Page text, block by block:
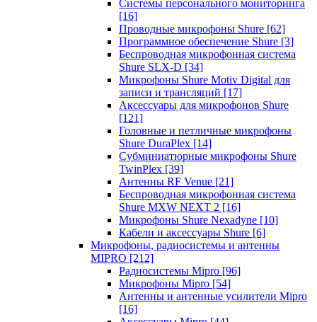
Системы персонального мониторинга
[16]
Проводные микрофоны Shure [62]
Программное обеспечение Shure [3]
Беспроводная микрофонная система
Shure SLX-D [34]
Микрофоны Shure Motiv Digital для
записи и трансляций [17]
Аксессуары для микрофонов Shure
[121]
Головные и петличные микрофоны
Shure DuraPlex [14]
Субминиатюрные микрофоны Shure
TwinPlex [39]
Антенны RF Venue [21]
Беспроводная микрофонная система
Shure MXW NEXT 2 [16]
Микрофоны Shure Nexadyne [10]
Кабели и аксессуары Shure [6]
Микрофоны, радиосистемы и антенны
MIPRO [212]
Радиосистемы Mipro [96]
Микрофоны Mipro [54]
Антенны и антенные усилители Mipro
[16]